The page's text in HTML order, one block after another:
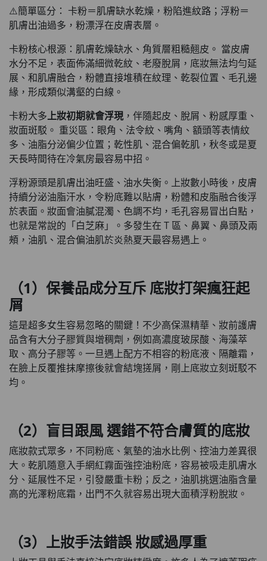
⚠️簡單區分： 卡粉＝肌膚缺水乾燥，粉陷進紋路；浮粉＝
肌膚出油過多，粉漂浮在皮膚表層。
卡粉核心根源：肌膚乾燥缺水、角質層粗糙翹皮。 當皮膚
水分不足，表面佈滿細微乾紋、老廢脫屑，底妝無法均勻延
展、和肌膚融合，粉體直接堆積在紋理、乾裂位置、毛孔邊
緣，形成類似溝壑的白線。
卡粉大多上妝初期就會浮現，伴隨起皮、脫屑、粉感厚重、
妝面斑駁。 重災區：眼角、法令紋、嘴角、額頭等表情紋
多、油脂分泌偏少位置；乾性肌、混合偏乾肌，秋冬或是夏
天長時間待在冷氣房最容易中招。
浮粉源頭是肌膚出油旺盛、油水失衡。上妝數小時後，皮膚
持續分泌油脂汗水，令粉底難以貼膚，粉體和皮脂融合後浮
於表面。妝面會油膩混濁、色調不均，毛孔容易冒出白點，
也就是常說的「白芝麻」。多發生在 T 區、鼻翼、鼻頭及兩
頰，油肌、混合偏油肌於炎熱夏天最容易遇上。
（1）保養品成分互斥 底妝打架瘋狂起
屑
這是超多女生容易忽略的關鍵！不少高保濕精華、妝前護膚
品含有大分子膠質與增稠劑，例如高濃度玻尿酸、海藻萃
取、高分子膠等。一旦遇上配方不相容的粉底液、隔離霜，
在臉上反覆推抹摩擦後就會結塊搓屑，剛上底妝立刻斑駁不
均。
（2）盲目跟風 選錯不符合膚質的底妝
底妝款式眾多，不同粉底、氣墊的油水比例、控油力差異很
大。乾肌隨意入手網紅霧面強控油粉底，容易被吸走肌膚水
分、延展性不足，引發嚴重卡粉；反之，油肌挑選油脂含量
高的光澤粉底霜，出門不久就容易出現大面積浮粉脫妝。
（3）上妝手法錯誤 妝感過厚重